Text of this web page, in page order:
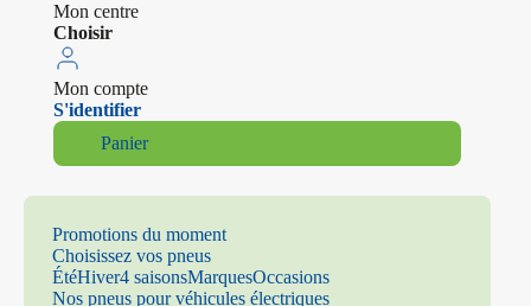
Mon centre
Choisir
Mon compte
S'identifier
Panier
Promotions du moment
Choisissez vos pneus
ÉtéHiver4 saisonsMarquesOccasions
Nos pneus pour véhicules électriques